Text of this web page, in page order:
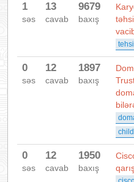
1
səs
13
cavab
9679
baxış
tehsil
0
səs
12
cavab
1897
baxış
0
səs
12
cavab
1950
baxış